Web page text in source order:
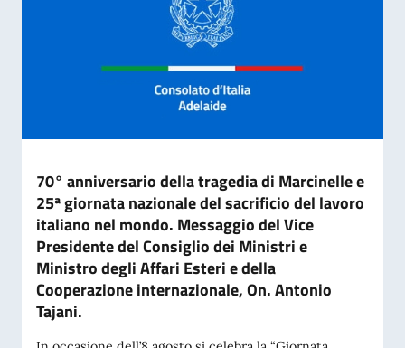
70° anniversario della tragedia di Marcinelle e
25ª giornata nazionale del sacrificio del lavoro
italiano nel mondo. Messaggio del Vice
Presidente del Consiglio dei Ministri e
Ministro degli Affari Esteri e della
Cooperazione internazionale, On. Antonio
Tajani.